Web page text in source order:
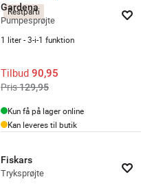
Restparti
Gardena
Pumpesprøjte
1 liter - 3-i-1 funktion
Tilbud 90,95
Pris129,95
Kun få på lager online
Kan leveres til butik
Fiskars
Tryksprøjte